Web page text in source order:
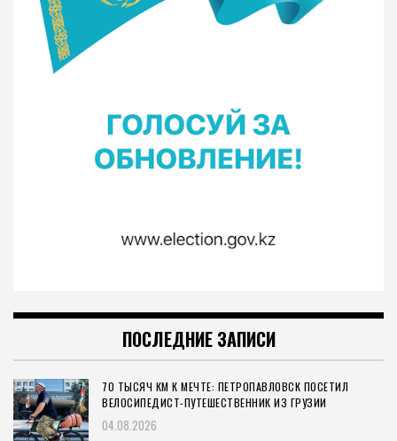
ПОСЛЕДНИЕ ЗАПИСИ
70 ТЫСЯЧ КМ К МЕЧТЕ: ПЕТРОПАВЛОВСК ПОСЕТИЛ
ВЕЛОСИПЕДИСТ-ПУТЕШЕСТВЕННИК ИЗ ГРУЗИИ
04.08.2026